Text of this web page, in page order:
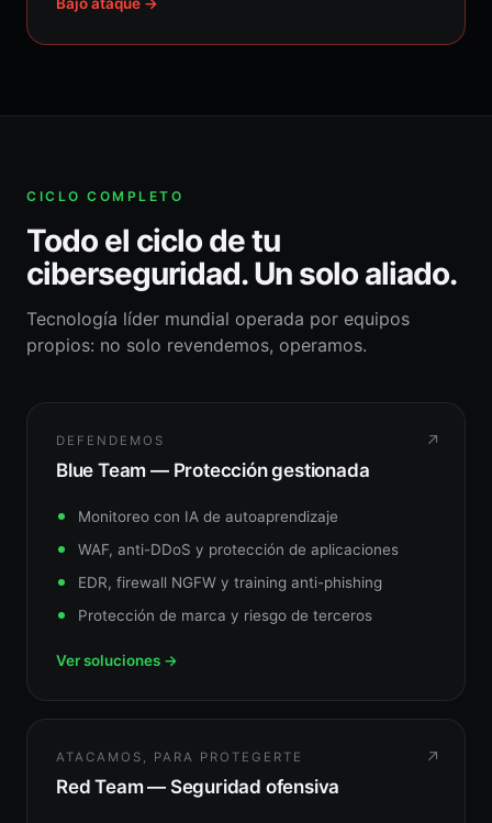
CICLO COMPLETO
Todo el ciclo de tu
ciberseguridad. Un solo aliado.
Tecnología líder mundial operada por equipos
propios: no solo revendemos, operamos.
↗
DEFENDEMOS
Blue Team — Protección gestionada
Monitoreo con IA de autoaprendizaje
WAF, anti-DDoS y protección de aplicaciones
EDR, firewall NGFW y training anti-phishing
Protección de marca y riesgo de terceros
Ver soluciones →
↗
ATACAMOS, PARA PROTEGERTE
Red Team — Seguridad ofensiva